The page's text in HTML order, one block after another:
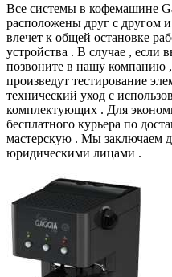
Все системы в кофемашине
расположены друг с другом
влечет к общей остановке
устройства . В случае , если
позвоните в нашу компанию
произведут тестирование
технический уход с
комплектующих . Для
бесплатного курьера по
мастерскую . Мы заключаем
юридическими лицами .